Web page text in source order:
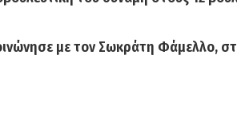
με τον Σωκράτη Φάμελλο,